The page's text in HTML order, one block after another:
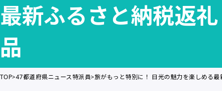
最新ふるさと納税返礼
品
TOP 47都道府県ニュース特派員 旅がもっと特別に！ 日光の魅力を楽しめる